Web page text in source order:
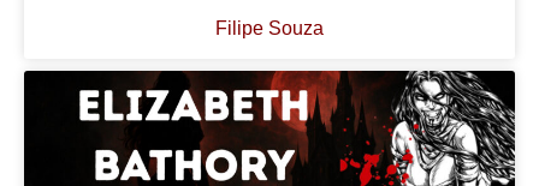
Filipe Souza